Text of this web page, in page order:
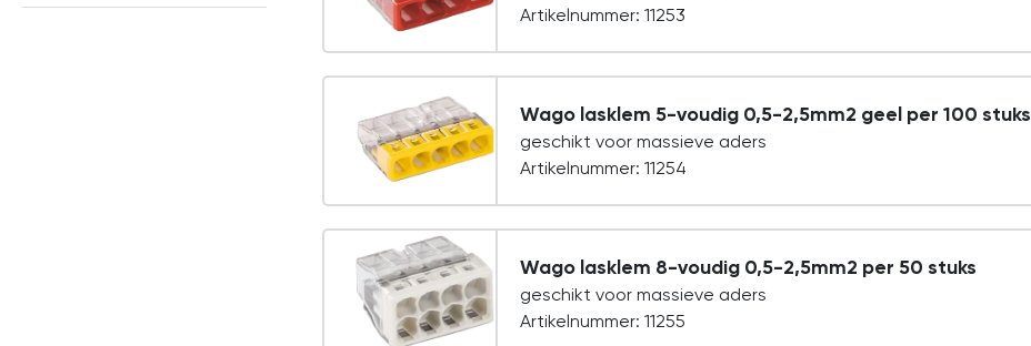
Artikelnummer: 11253
Wago lasklem 5-voudig 0,5-2,5mm2 geel per 100 stuks
geschikt voor massieve aders
Artikelnummer: 11254
Wago lasklem 8-voudig 0,5-2,5mm2 per 50 stuks
geschikt voor massieve aders
Artikelnummer: 11255